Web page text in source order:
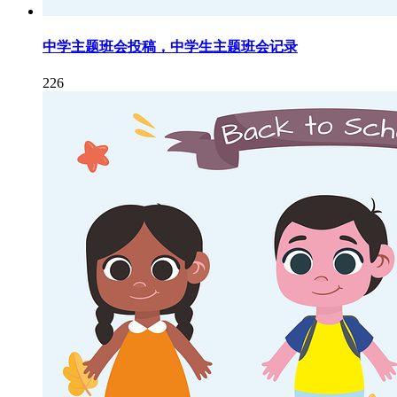
中学主题班会投稿，中学生主题班会记录
226